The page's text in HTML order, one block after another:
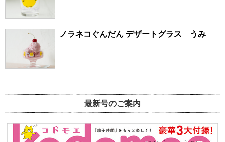
ノラネコぐんだん デザートグラス うみ
最新号のご案内